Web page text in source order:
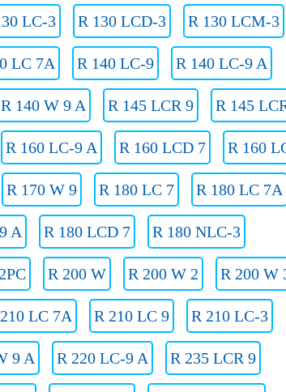
LC-3 R 130 LCD-3 R 130 LCM-3
LC 7A R 140 LC-9 R 140 LC-9 A
R 140 W 9 A R 145 LCR 9 R 145
R 160 LC-9 A R 160 LCD 7 R 160
R 170 W 9 R 180 LC 7 R 180 LC 7A
A R 180 LCD 7 R 180 NLC-3
R 200 W R 200 W 2 R 200 W
LC 7A R 210 LC 9 R 210 LC-3
9 A R 220 LC-9 A R 235 LCR 9